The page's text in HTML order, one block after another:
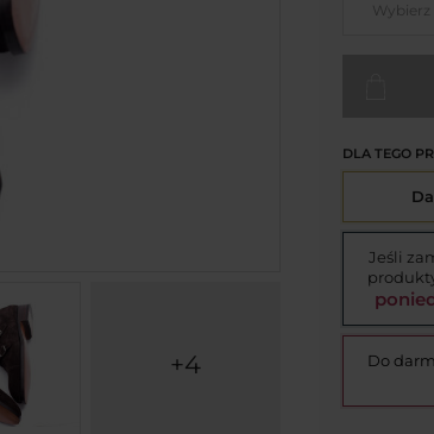
+4
Wybierz
DLA TEGO
Jeśli
Do